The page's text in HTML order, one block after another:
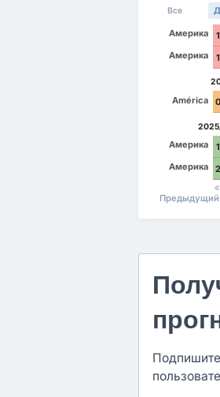
Все
Америка
Америка
América
Америка
Америка
Предыдущий